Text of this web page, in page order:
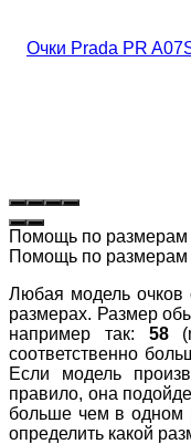
Помощь по размерам
Помощь по размерам
Любая модель очков
размерах. Размер
например так: 58
соответственно
Если модель
правило, она
больше чем в одном
определить какой